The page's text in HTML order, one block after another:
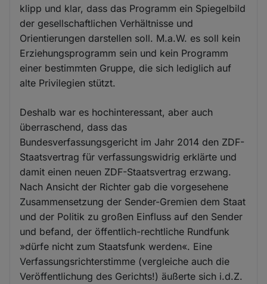
klipp und klar, dass das Programm ein Spiegelbild
der gesellschaftlichen Verhältnisse und
Orientierungen darstellen soll. M.a.W. es soll kein
Erziehungsprogramm sein und kein Programm
einer bestimmten Gruppe, die sich lediglich auf
alte Privilegien stützt.
Deshalb war es hochinteressant, aber auch
überraschend, dass das
Bundesverfassungsgericht im Jahr 2014 den ZDF-
Staatsvertrag für verfassungswidrig erklärte und
damit einen neuen ZDF-Staatsvertrag erzwang.
Nach Ansicht der Richter gab die vorgesehene
Zusammensetzung der Sender-Gremien dem Staat
und der Politik zu großen Einfluss auf den Sender
und befand, der öffentlich-rechtliche Rundfunk
»dürfe nicht zum Staatsfunk werden«. Eine
Verfassungsrichterstimme (vergleiche auch die
Veröffentlichung des Gerichts!) äußerte sich i.d.Z.